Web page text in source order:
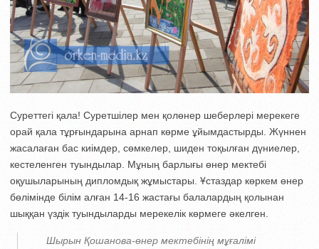
Суреттегі қала! Суретшілер мен қолөнер шеберлері мерекеге
орай қала тұрғындарына арнап көрме ұйымдастырды. Жүннен
жасалаған бас киімдер, сөмкелер, шиден тоқылған дүниелер,
кестеленген туындылар. Мұның барлығы өнер мектебі
оқушыларының дипломдық жұмыстары. Ұстаздар көркем өнер
бөлімінде білім алған 14-16 жастағы балалардың қолынан
шыққан үздік туындыларды мерекелік көрмеге әкелген.
Шырын Қошанова-өнер мектебінің мұғалімі